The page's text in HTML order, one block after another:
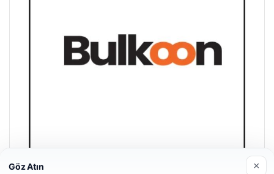
Göz Atın ×